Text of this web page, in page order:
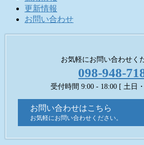
更新情報
お問い合わせ
お気軽にお問い合わせく
098-948-
受付時間 9:00 - 18:00 [ 土日
お問い合わせはこちら
お気軽にお問い合わせください。